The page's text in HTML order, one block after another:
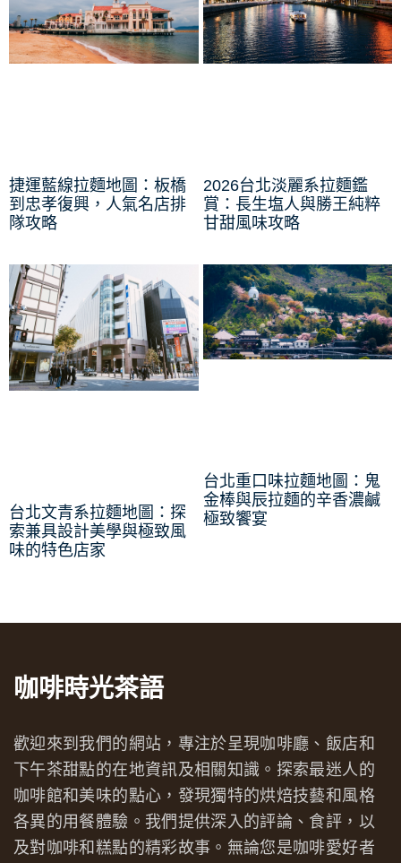
捷運藍線拉麵地圖：板橋
到忠孝復興，人氣名店排
隊攻略
2026台北淡麗系拉麵鑑
賞：長生塩人與勝王純粹
甘甜風味攻略
台北文青系拉麵地圖：探
索兼具設計美學與極致風
味的特色店家
台北重口味拉麵地圖：鬼
金棒與辰拉麵的辛香濃鹹
極致饗宴
咖啡時光茶語
歡迎來到我們的網站，專注於呈現咖啡廳、飯店和
下午茶甜點的在地資訊及相關知識。探索最迷人的
咖啡館和美味的點心，發現獨特的烘焙技藝和風格
各異的用餐體驗。我們提供深入的評論、食評，以
及對咖啡和糕點的精彩故事。無論您是咖啡愛好者